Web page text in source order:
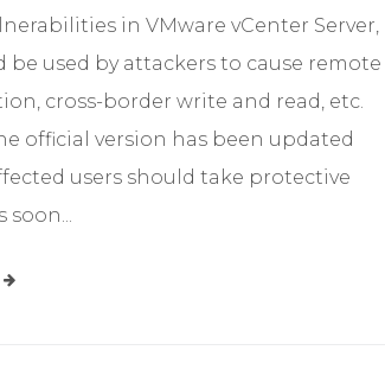
in VMware vCenter Server,
be used by attackers to cause remote
cross-border write and read, etc.
official version has been updated
users should take protective
soon...